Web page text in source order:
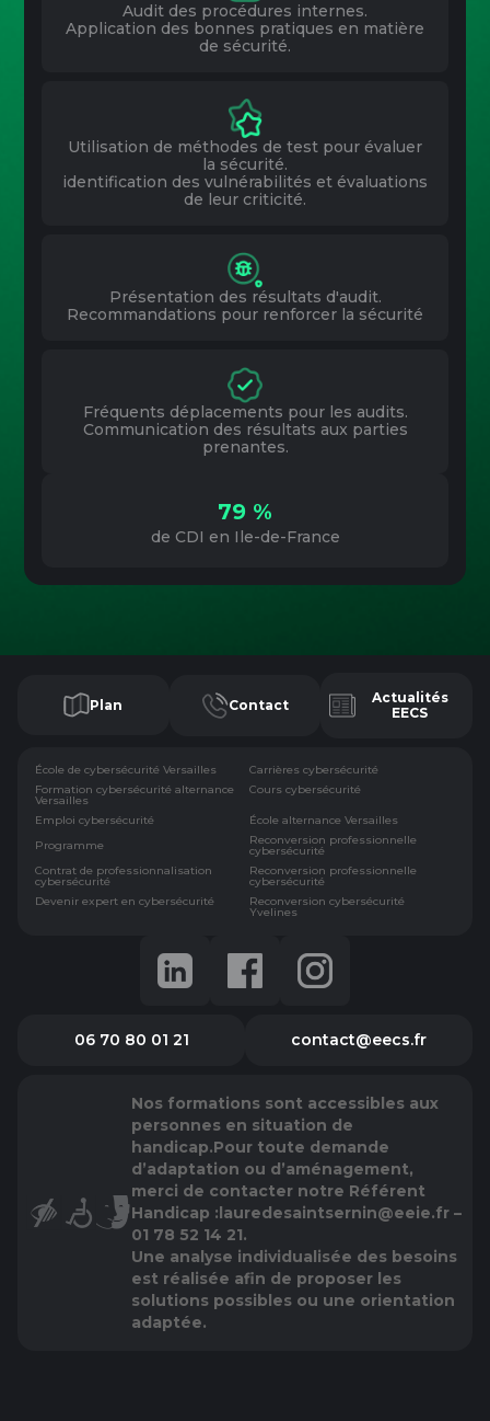
Audit des procédures internes.
Application des bonnes pratiques en matière
de sécurité.
Utilisation de méthodes de test pour évaluer
la sécurité.
identification des vulnérabilités et évaluations
de leur criticité.
Présentation des résultats d'audit.
Recommandations pour renforcer la sécurité
Fréquents déplacements pour les audits.
Communication des résultats aux parties
prenantes.
79 %
de CDI en Ile-de-France
Plan Contact
Actualités
EECS
École de cybersécurité Versailles
Carrières cybersécurité
Formation cybersécurité alternance
Versailles
Cours cybersécurité
Emploi cybersécurité
École alternance Versailles
Programme
Reconversion professionnelle
cybersécurité
Contrat de professionnalisation
cybersécurité
Reconversion professionnelle
cybersécurité
Devenir expert en cybersécurité
Reconversion cybersécurité
Yvelines
06 70 80 01 21 contact@eecs.fr
Nos formations sont accessibles aux
personnes en situation de
handicap.Pour toute demande
d’adaptation ou d’aménagement,
merci de contacter notre Référent
Handicap :lauredesaintsernin@eeie.fr –
01 78 52 14 21.
Une analyse individualisée des besoins
est réalisée afin de proposer les
solutions possibles ou une orientation
adaptée.